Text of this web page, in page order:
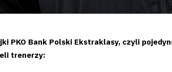
PKO Bank Polski Ekstraklasy, czyli
trenerzy: